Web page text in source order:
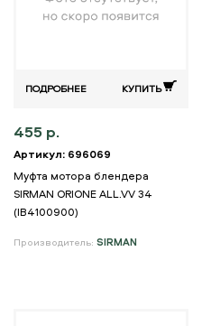
ПОДРОБНЕЕ КУПИТЬ
455 р.
Артикул: 696069
Муфта мотора блендера
SIRMAN ORIONE ALL.VV 34
(IB4100900)
Производитель: SIRMAN